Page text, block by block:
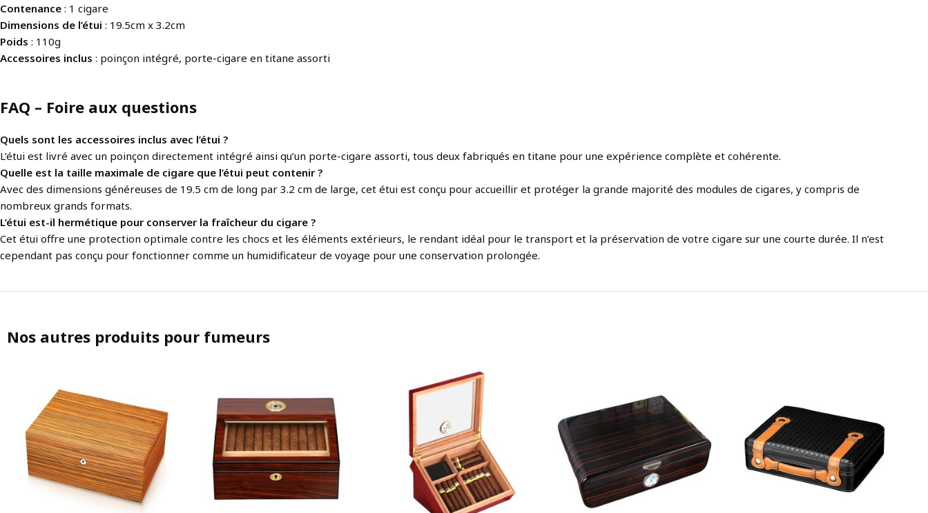
Contenance : 1 cigare
Dimensions de l’étui : 19.5cm x 3.2cm
Poids : 110g
Accessoires inclus : poinçon intégré, porte-cigare en titane assorti
FAQ – Foire aux questions
Quels sont les accessoires inclus avec l’étui ?
L’étui est livré avec un poinçon directement intégré ainsi qu’un porte-cigare assorti, tous deux fabriqués en titane pour une expérience complète et cohérente.
Quelle est la taille maximale de cigare que l’étui peut contenir ?
Avec des dimensions généreuses de 19.5 cm de long par 3.2 cm de large, cet étui est conçu pour accueillir et protéger la grande majorité des modules de cigares, y compris de
nombreux grands formats.
L’étui est-il hermétique pour conserver la fraîcheur du cigare ?
Cet étui offre une protection optimale contre les chocs et les éléments extérieurs, le rendant idéal pour le transport et la préservation de votre cigare sur une courte durée. Il n’est
cependant pas conçu pour fonctionner comme un humidificateur de voyage pour une conservation prolongée.
Nos autres produits pour fumeurs